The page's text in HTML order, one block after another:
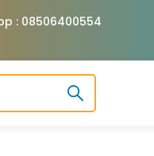
: 08506400554